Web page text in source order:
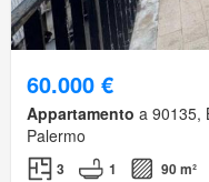
60.000 €
Appartamento a 90135,
Palermo
3 1
90 m²